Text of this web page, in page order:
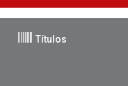
Títulos